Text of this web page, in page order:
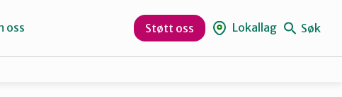
oss Støtt oss Lokallag Søk